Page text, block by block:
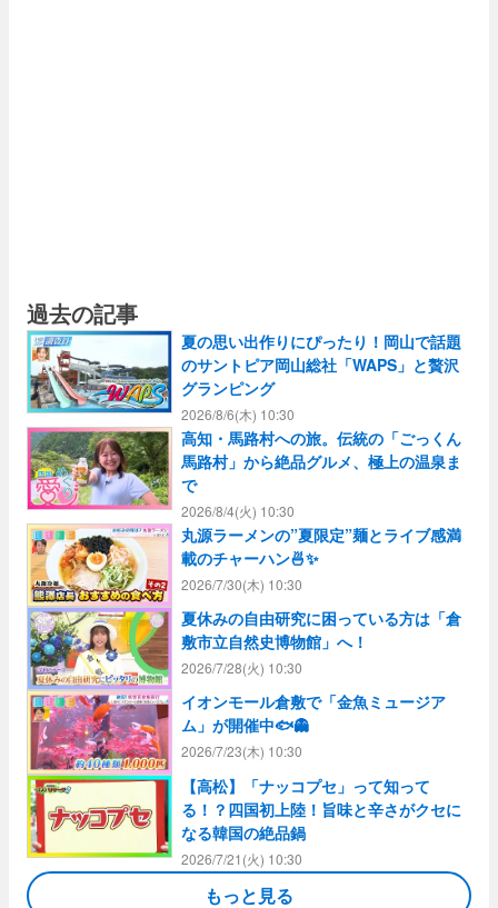
過去の記事
夏の思い出作りにぴったり！岡山で話題
のサントピア岡山総社「WAPS」と贅沢
グランピング
2026/8/6(木) 10:30
高知・馬路村への旅。伝統の「ごっくん
馬路村」から絶品グルメ、極上の温泉ま
で
2026/8/4(火) 10:30
丸源ラーメンの”夏限定”麺とライブ感満
載のチャーハン🍜✨
2026/7/30(木) 10:30
夏休みの自由研究に困っている方は「倉
敷市立自然史博物館」へ！
2026/7/28(火) 10:30
イオンモール倉敷で「金魚ミュージア
ム」が開催中🐟👻
2026/7/23(木) 10:30
【高松】「ナッコプセ」って知って
る！？四国初上陸！旨味と辛さがクセに
なる韓国の絶品鍋
2026/7/21(火) 10:30
もっと見る